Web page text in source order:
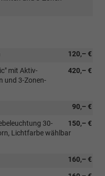
120,– €
420,– €
mit Aktiv-
und 3-Zonen-
90,– €
150,– €
30-
Lichtfarbe wählbar
160,– €